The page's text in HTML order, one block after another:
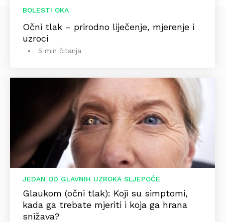
BOLESTI OKA
Očni tlak – prirodno liječenje, mjerenje i
uzroci
5 min čitanja
JEDAN OD GLAVNIH UZROKA SLJEPOĆE
Glaukom (očni tlak): Koji su simptomi,
kada ga trebate mjeriti i koja ga hrana
snižava?